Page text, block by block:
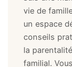
vie de
un espace
conseils
la
familial.